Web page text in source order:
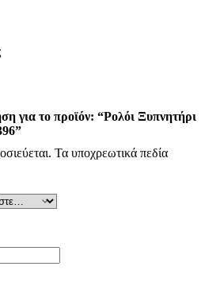
για το προϊόν: “Ρολόι Ξυπνητήρι
Τα υποχρεωτικά πεδία